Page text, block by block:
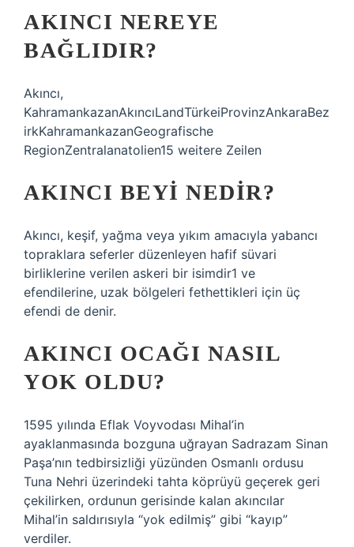
AKINCI NEREYE
BAĞLIDIR?
Akıncı,
KahramankazanAkıncıLandTürkeiProvinzAnkaraBez
irkKahramankazanGeografische
RegionZentralanatolien15 weitere Zeilen
AKINCI BEYI NEDIR?
Akıncı, keşif, yağma veya yıkım amacıyla yabancı
topraklara seferler düzenleyen hafif süvari
birliklerine verilen askeri bir isimdir1 ve
efendilerine, uzak bölgeleri fethettikleri için üç
efendi de denir.
AKINCI OCAĞI NASIL
YOK OLDU?
1595 yılında Eflak Voyvodası Mihal’in
ayaklanmasında bozguna uğrayan Sadrazam Sinan
Paşa’nın tedbirsizliği yüzünden Osmanlı ordusu
Tuna Nehri üzerindeki tahta köprüyü geçerek geri
çekilirken, ordunun gerisinde kalan akıncılar
Mihal’in saldırısıyla “yok edilmiş” gibi “kayıp”
verdiler.